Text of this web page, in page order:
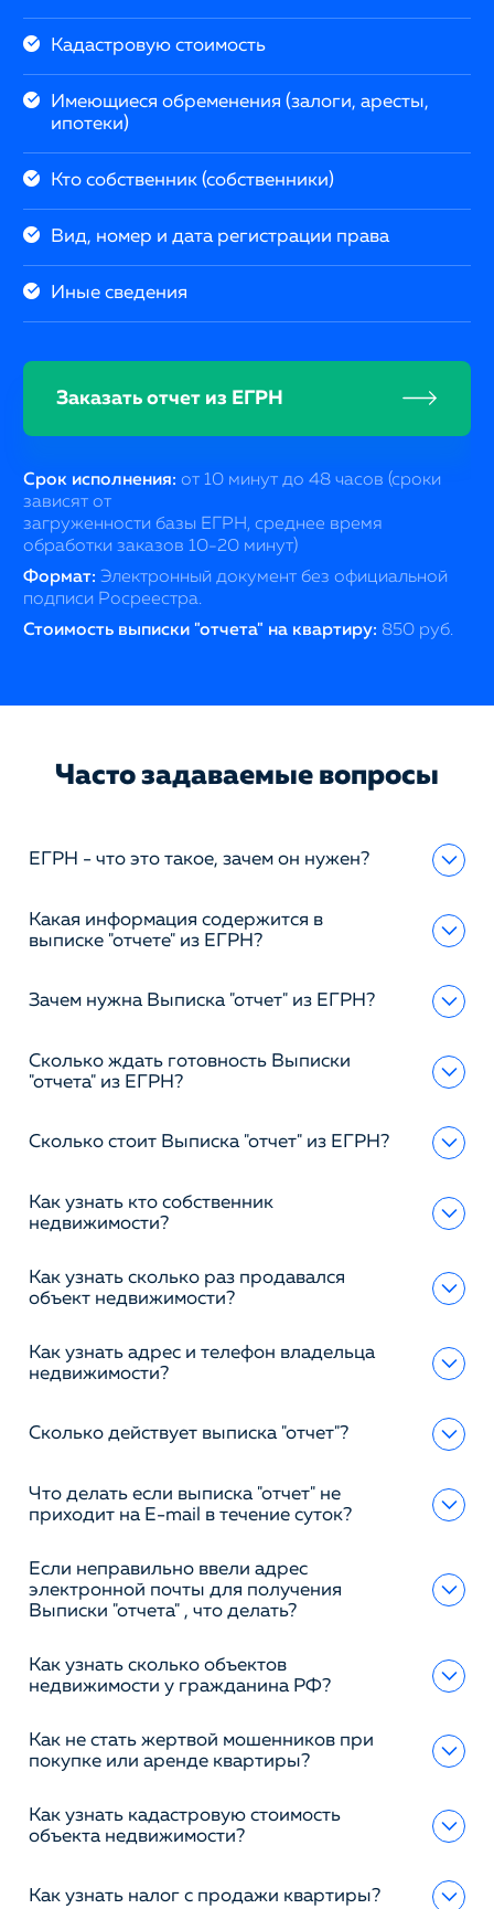
Кадастровую стоимость
Имеющиеся обременения (залоги, аресты,
ипотеки)
Кто собственник (собственники)
Вид, номер и дата регистрации права
Иные сведения
Заказать отчет из ЕГРН
Срок исполнения: от 10 минут до 48 часов (сроки
зависят от
загруженности базы ЕГРН, среднее время
обработки заказов 10-20 минут)
Формат: Электронный документ без официальной
подписи Росреестра.
Стоимость выписки "отчета" на квартиру: 850 руб.
Часто задаваемые вопросы
ЕГРН - что это такое, зачем он нужен?
Какая информация содержится в
выписке "отчете" из ЕГРН?
Зачем нужна Выписка "отчет" из ЕГРН?
Сколько ждать готовность Выписки
"отчета" из ЕГРН?
Сколько стоит Выписка "отчет" из ЕГРН?
Как узнать кто собственник
недвижимости?
Как узнать сколько раз продавался
объект недвижимости?
Как узнать адрес и телефон владельца
недвижимости?
Сколько действует выписка "отчет"?
Что делать если выписка "отчет" не
приходит на E-mail в течение суток?
Если неправильно ввели адрес
электронной почты для получения
Выписки "отчета" , что делать?
Как узнать сколько объектов
недвижимости у гражданина РФ?
Как не стать жертвой мошенников при
покупке или аренде квартиры?
Как узнать кадастровую стоимость
объекта недвижимости?
Как узнать налог с продажи квартиры?